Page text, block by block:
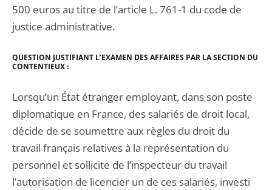
500 euros au titre de l’article L. 761-1 du code de
justice administrative.
QUESTION JUSTIFIANT L’EXAMEN DES AFFAIRES PAR LASECTION DU
CONTENTIEUX :
Lorsqu’un État étranger employant, dans son poste
diplomatique en France, des salariés de droit local,
décide de se soumettre aux règles du droit du
travail français relatives à la représentation du
personnel et sollicite de l’inspecteur du travail
l’autorisation de licencier un de ces salariés, investi